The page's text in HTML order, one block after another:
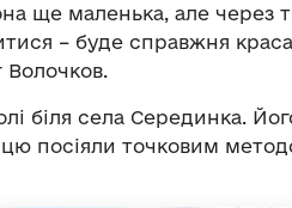
ще маленька, але через
– буде справжня
Волочков.
біля села Серединка.
посіяли точковим